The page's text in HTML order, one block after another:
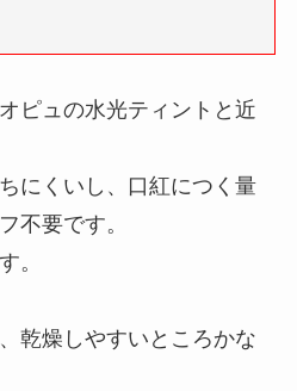
ピュの水光ティントと近
にくいし、口紅につく量
不要です。
。
乾燥しやすいところかな